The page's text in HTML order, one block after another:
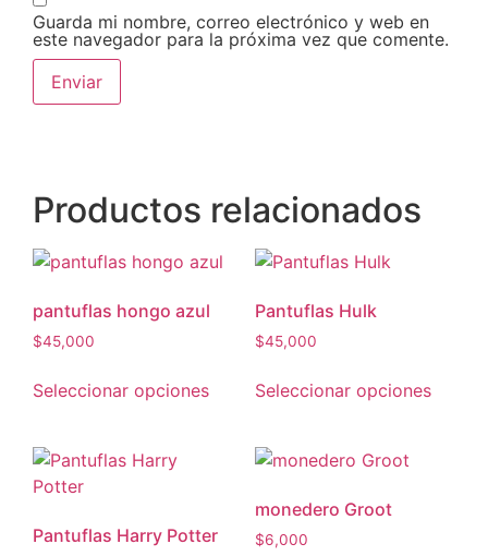
Guarda mi nombre, correo electrónico y web en
este navegador para la próxima vez que comente.
Productos relacionados
pantuflas hongo azul
$45,000
Seleccionar opciones
Pantuflas Hulk
$45,000
Seleccionar opciones
Pantuflas Harry Potter
monedero Groot
$6,000